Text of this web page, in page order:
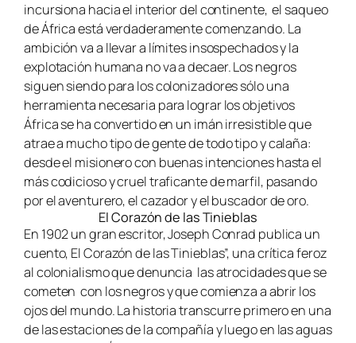
incursiona hacia el interior del continente, el saqueo
de África está verdaderamente comenzando. La
ambición va a llevar a límites insospechados y la
explotación humana no va a decaer. Los negros
siguen siendo para los colonizadores sólo una
herramienta necesaria para lograr los objetivos
África se ha convertido en un imán irresistible que
atrae a mucho tipo de gente de todo tipo y calaña:
desde el misionero con buenas intenciones hasta el
más codicioso y cruel traficante de marfil, pasando
por el aventurero, el cazador y el buscador de oro.
El Corazón de las Tinieblas
En 1902 un gran escritor, Joseph Conrad publica un
cuento, El Corazón de las Tinieblas”, una crítica feroz
al colonialismo que denuncia las atrocidades que se
cometen con los negros y que comienza a abrir los
ojos del mundo. La historia transcurre primero en una
de las estaciones de la compañía y luego en las aguas